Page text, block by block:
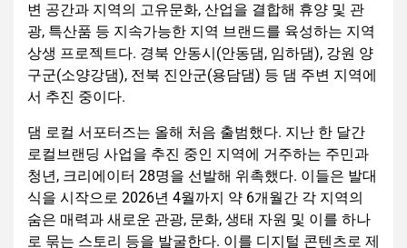
변 공간과 지역의 고유문화, 산업을 결합해 휴양 및 관
광, 특산품 등 지속가능한 지역 브랜드를 육성하는 지역
상생 프로젝트다. 경북 안동시(안동댐, 임하댐), 강원 양
구군(소양강댐), 전북 진안군(용담댐) 등 댐 주변 지역에
서 추진 중이다.
댐 로컬 서포터즈는 올해 처음 출범했다. 지난 한 달간
로컬브랜딩 사업을 추진 중인 지역에 거주하는 주민과
청년, 크리에이터 28명을 선발해 위촉했다. 이들은 발대
식을 시작으로 2026년 4월까지 약 6개월간 각 지역의
숨은 매력과 새로운 관광, 문화, 생태 자원 및 이를 하나
로 묶는 스토리 등을 발굴한다. 이를 디지털 콘텐츠로 제